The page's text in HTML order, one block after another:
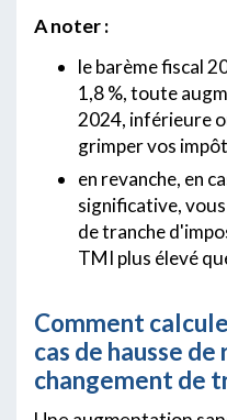
A noter :
le barème fiscal
1,8 %, toute
2024, inférieure
grimper vos
en revanche, en
significative,
de tranche
TMI plus élevé
Comment
cas de hausse de
changement de